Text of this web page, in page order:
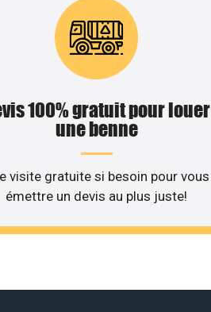
100% gratuit pour louer
une benne
visite gratuite si besoin pour vous
émettre un devis au plus juste!